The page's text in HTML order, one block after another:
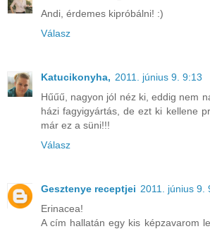
Andi, érdemes kipróbálni! :)
Válasz
Katucikonyha, 2011. június 9. 9:13
Hűűű, nagyon jól néz ki, eddig nem
házi fagyigyártás, de ezt ki kellene
már ez a süni!!!
Válasz
Gesztenye receptjei 2011. június 9.
Erinacea!
A cím hallatán egy kis képzavarom